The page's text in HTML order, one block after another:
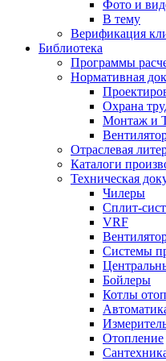
Фото и
В тему
Верификация
Библиотека
Программы
Нормативная
Охрана
Монтаж и
Отраслевая
Каталоги
Техническая
Чилеры
Сплит-
VRF
Системы
Бойлеры
Котлы
Отопление